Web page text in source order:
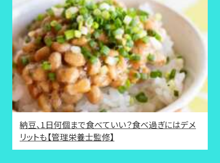
納豆、1日何個まで食べていい？食べ過ぎにはデメ
リットも【管理栄養士監修】